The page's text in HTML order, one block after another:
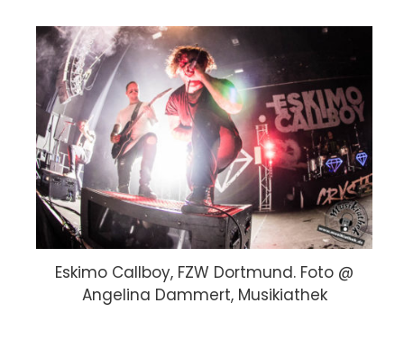
Eskimo Callboy, FZW Dortmund. Foto @
Angelina Dammert, Musikiathek